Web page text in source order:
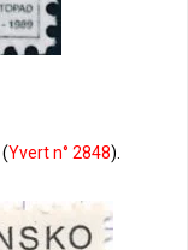
(Yvert n° 2848).